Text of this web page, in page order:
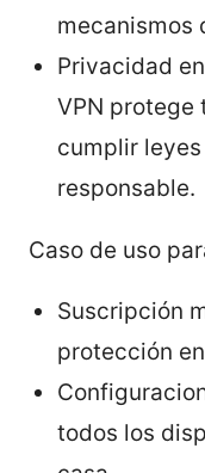
mecanismos
Privacidad
VPN protege
cumplir
responsable.
Caso de uso
Suscripción
protección
todos los